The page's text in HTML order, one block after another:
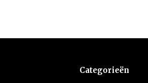
Categorieën